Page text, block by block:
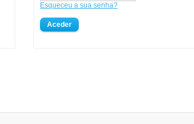
Esqueceu a sua senha?